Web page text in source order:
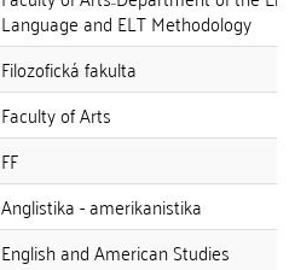
Language and ELT Methodology
Filozofická fakulta
Faculty of Arts
FF
Anglistika - amerikanistika
English and American Studies